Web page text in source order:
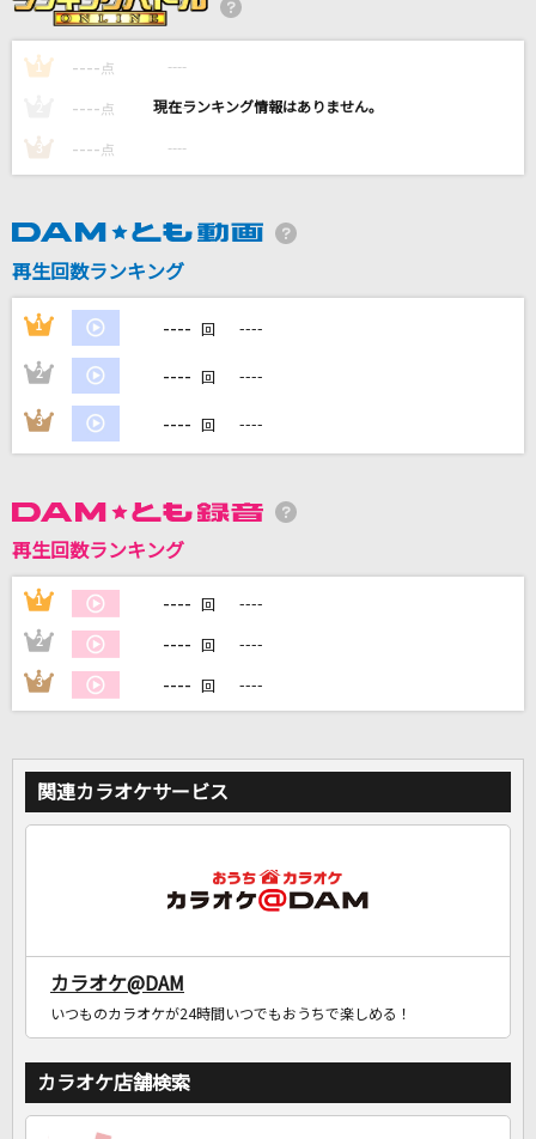
B'z
[生音]あの素晴しい愛をもう一度
加藤和彦と北山修
生きもの
安全地帯
カラオケ最新情報をチェック！
1 ---- 点 ----
---- 点 ----
3 ---- 点 ----
再生回数ランキング
1 ---- 回 ----
2 ---- 回 ----
3 ---- 回 ----
再生回数ランキング
1 ---- 回 ----
2 ---- 回 ----
3 ---- 回 ----
関連カラオケサービス
カラオケ@DAM
いつものカラオケが24時間いつでもおうちで楽しめる！
カラオケ店舗検索